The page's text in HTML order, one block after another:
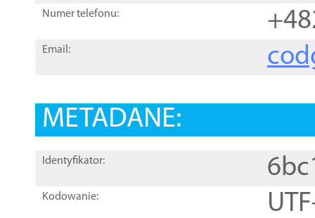
Numer telefonu:
Email:
METADANE:
Identyfikator:
Kodowanie: